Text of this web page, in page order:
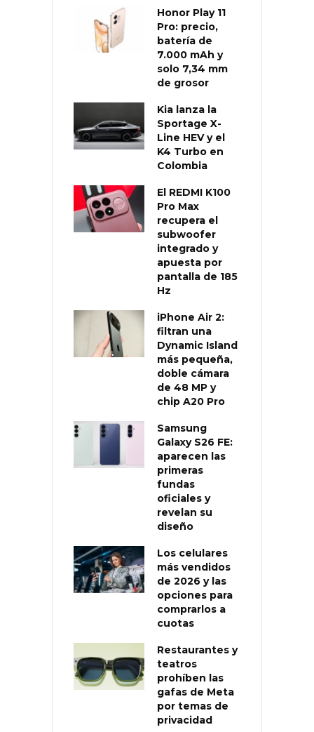
Honor Play 11
Pro: precio,
batería de
7.000 mAh y
solo 7,34 mm
de grosor
Kia lanza la
Sportage X-
Line HEV y el
K4 Turbo en
Colombia
El REDMI K100
Pro Max
recupera el
subwoofer
integrado y
apuesta por
pantalla de 185
Hz
iPhone Air 2:
filtran una
Dynamic Island
más pequeña,
doble cámara
de 48 MP y
chip A20 Pro
Samsung
Galaxy S26 FE:
aparecen las
primeras
fundas
oficiales y
revelan su
diseño
Los celulares
más vendidos
de 2026 y las
opciones para
comprarlos a
cuotas
Restaurantes y
teatros
prohíben las
gafas de Meta
por temas de
privacidad